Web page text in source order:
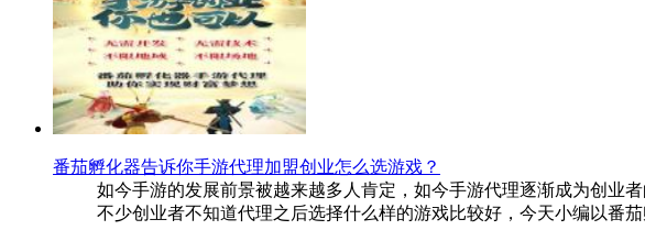
番茄孵化器告诉你手游代理加盟创业怎么选游戏？
如今手游的发展前景被越来越多人肯定，如今手游代理逐渐成为创业
不少创业者不知道代理之后选择什么样的游戏比较好，今天小编以番